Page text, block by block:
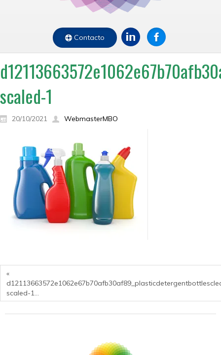
Contacto
scaled-1
20/10/2021 WebmasterMBO
«
scaled-1…